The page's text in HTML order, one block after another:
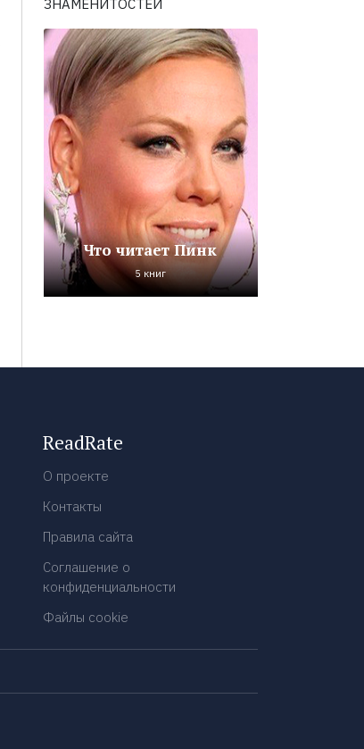
ЗНАМЕНИТОСТЕЙ
Что читает Пинк
5 книг
ReadRate
О проекте
Контакты
Правила сайта
Соглашение о
конфиденциальности
Файлы cookie